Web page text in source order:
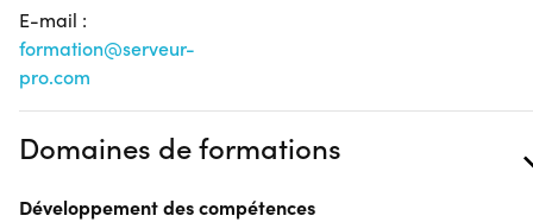
E-mail :
formation@serveur-
pro.com
Domaines de formations
Développement des compétences